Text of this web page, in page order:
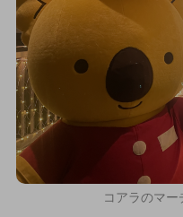
コアラのマ